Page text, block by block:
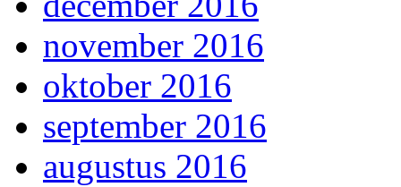
november 2016
oktober 2016
september 2016
augustus 2016